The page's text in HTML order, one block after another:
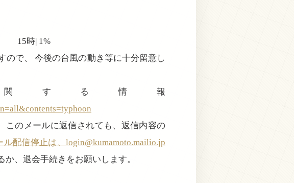
15時| 1%
ので、 今後の台風の動き等に十分留意し
する情報
のメールに返信されても、返信内容の
ル配信停止は、login@kumamoto.mailio.jp
、退会手続きをお願いします。